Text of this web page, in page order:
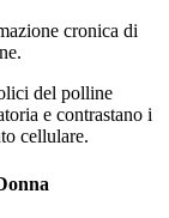
cronica di
del polline
e contrastano i
cellulare.